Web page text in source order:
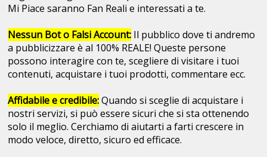
Mi Piace saranno Fan Reali e interessati a te.
Nessun Bot o Falsi Account: Il pubblico dove ti andremo
a pubblicizzare è al 100% REALE! Queste persone
possono interagire con te, scegliere di visitare i tuoi
contenuti, acquistare i tuoi prodotti, commentare ecc.
Affidabile e credibile:Quando si sceglie di acquistare i
nostri servizi, si può essere sicuri che si sta ottenendo
solo il meglio. Cerchiamo di aiutarti a farti crescere in
modo veloce, diretto, sicuro ed efficace.